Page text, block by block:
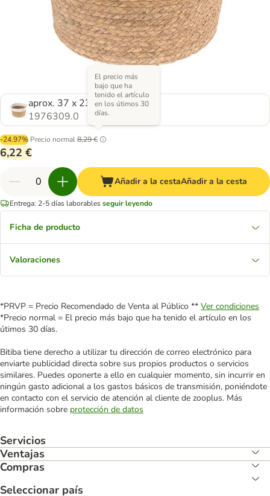
aprox. 37 x 23cm (Diám x Al)
1976309.0
-24.97% Precio normal8,29 €
El precio más
bajo que ha
tenido el artículo
en los útimos 30
días.
6,22 €
Añadir a la cestaAñadir a la cesta
Entrega: 2-5 días laborablesseguir leyendo
Ficha de producto
Valoraciones
*PRVP = Precio Recomendado de Venta al Público ** Ver condiciones
*Precio normal = El precio más bajo que ha tenido el artículo en los
útimos 30 días.
Bitiba tiene derecho a utilizar tu dirección de correo electrónico para
enviarte publicidad directa sobre sus propios productos o servicios
similares. Puedes oponerte a ello en cualquier momento, sin incurrir en
ningún gasto adicional a los gastos básicos de transmisión, poniéndote
en contacto con el servicio de atención al cliente de zooplus. Más
información sobre protección de datos
Servicios
Ventajas
Compras
Seleccionar país